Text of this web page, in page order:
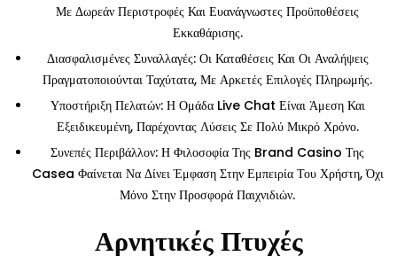
Με Δωρεάν Περιστροφές Και Ευανάγνωστες Προϋποθέσεις
Εκκαθάρισης.
Διασφαλισμένες Συναλλαγές: Οι Καταθέσεις Και Οι Αναλήψεις
Πραγματοποιούνται Ταχύτατα, Με Αρκετές Επιλογές Πληρωμής.
Υποστήριξη Πελατών: Η Ομάδα Live Chat Είναι Άμεση Και
Εξειδικευμένη, Παρέχοντας Λύσεις Σε Πολύ Μικρό Χρόνο.
Συνεπές Περιβάλλον: Η Φιλοσοφία Της Brand Casino Της
Casea Φαίνεται Να Δίνει Έμφαση Στην Εμπειρία Του Χρήστη, Όχι
Μόνο Στην Προσφορά Παιχνιδιών.
Αρνητικές Πτυχές